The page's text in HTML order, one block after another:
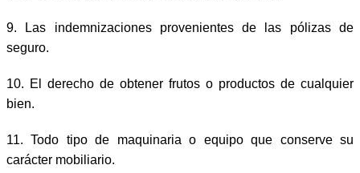
9. Las indemnizaciones provenientes de las pólizas de
seguro.
10. El derecho de obtener frutos o productos de cualquier
bien.
11. Todo tipo de maquinaria o equipo que conserve su
carácter mobiliario.